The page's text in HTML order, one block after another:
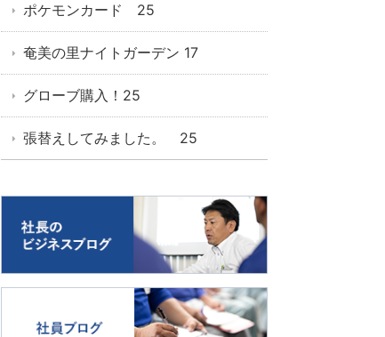
ポケモンカード 25
奄美の里ナイトガーデン 17
グローブ購入！25
張替えしてみました。 25